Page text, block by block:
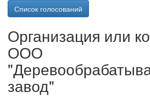
Список голосований
Организация или
ООО
завод"